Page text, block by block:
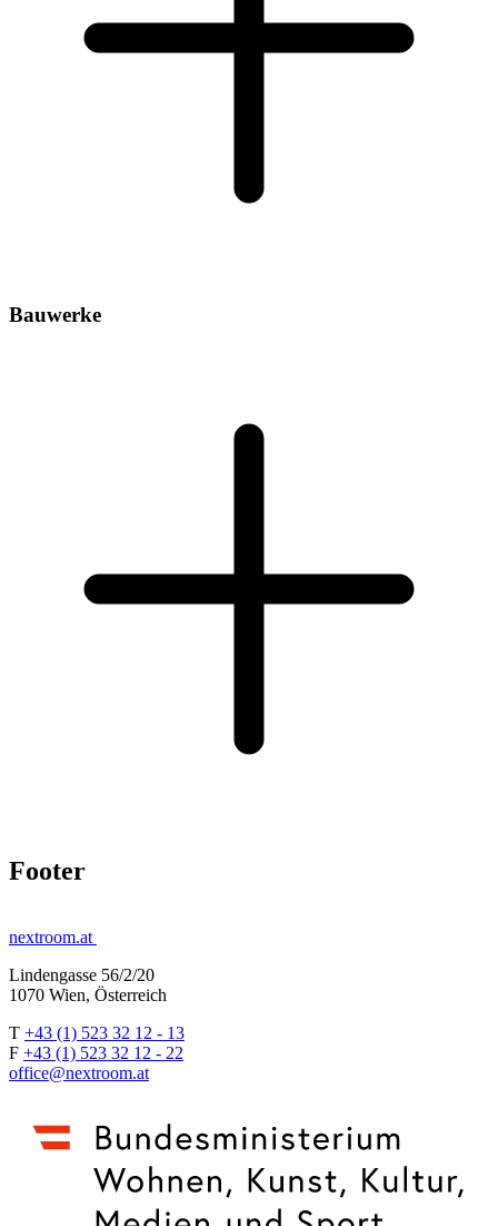
Bauwerke
Footer
nextroom.at
Lindengasse 56/2/20
1070 Wien, Österreich
T +43 (1) 523 32 12 - 13
F +43 (1) 523 32 12 - 22
office@nextroom.at